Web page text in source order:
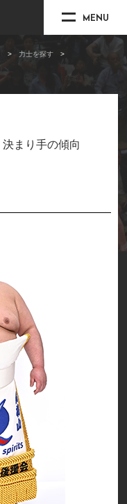
MENU
力士を探す
決まり手の傾向